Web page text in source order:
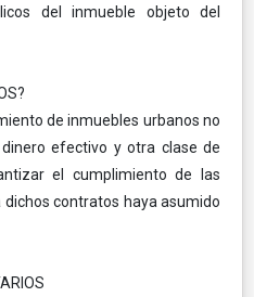
del inmueble objeto del
de inmuebles urbanos no
efectivo y otra clase de
el cumplimiento de las
contratos haya asumido